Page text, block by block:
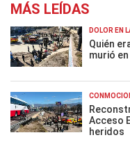
MÁS LEÍDAS
DOLOR EN
Quién
murió
Acceso
heridos